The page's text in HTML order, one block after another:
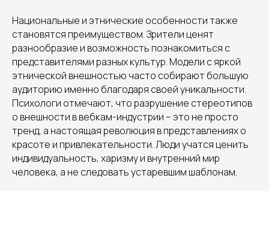
Национальные и этнические особенности также
становятся преимуществом. Зрители ценят
разнообразие и возможность познакомиться с
представителями разных культур. Модели с яркой
этнической внешностью часто собирают большую
аудиторию именно благодаря своей уникальности.
Психологи отмечают, что разрушение стереотипов
о внешности в вебкам-индустрии – это не просто
тренд, а настоящая революция в представлениях о
красоте и привлекательности. Люди учатся ценить
индивидуальность, харизму и внутренний мир
человека, а не следовать устаревшим шаблонам.